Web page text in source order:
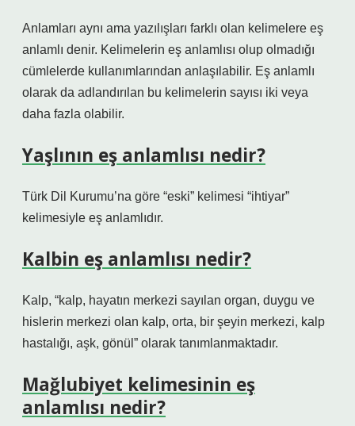
Anlamları aynı ama yazılışları farklı olan kelimelere eş
anlamlı denir. Kelimelerin eş anlamlısı olup olmadığı
cümlelerde kullanımlarından anlaşılabilir. Eş anlamlı
olarak da adlandırılan bu kelimelerin sayısı iki veya
daha fazla olabilir.
Yaşlının eş anlamlısı nedir?
Türk Dil Kurumu’na göre “eski” kelimesi “ihtiyar”
kelimesiyle eş anlamlıdır.
Kalbin eş anlamlısı nedir?
Kalp, “kalp, hayatın merkezi sayılan organ, duygu ve
hislerin merkezi olan kalp, orta, bir şeyin merkezi, kalp
hastalığı, aşk, gönül” olarak tanımlanmaktadır.
Mağlubiyet kelimesinin eş
anlamlısı nedir?